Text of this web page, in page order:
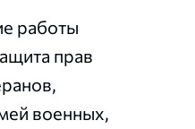
работы
прав
военных,